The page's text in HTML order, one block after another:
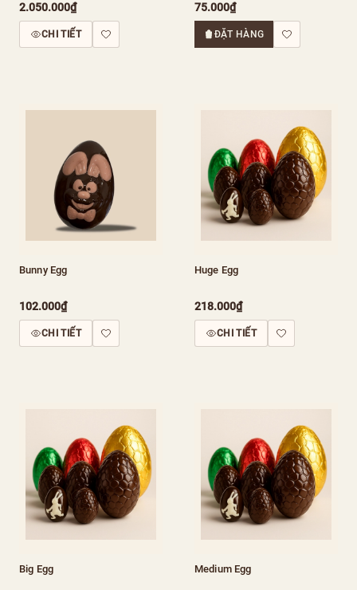
2.050.000₫
CHI TIẾT
75.000₫
ĐẶT HÀNG
Bunny Egg
102.000₫
CHI TIẾT
Huge Egg
218.000₫
CHI TIẾT
Big Egg Medium Egg